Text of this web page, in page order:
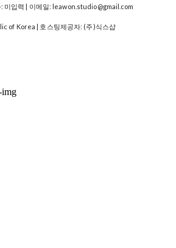
: 미입력 | 이메일: leawon.studio@gmail.com
of Korea | 호스팅제공자: (주)식스샵